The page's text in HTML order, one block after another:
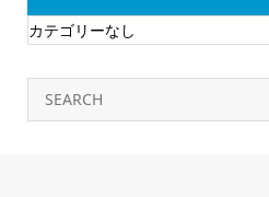
カテゴリーなし